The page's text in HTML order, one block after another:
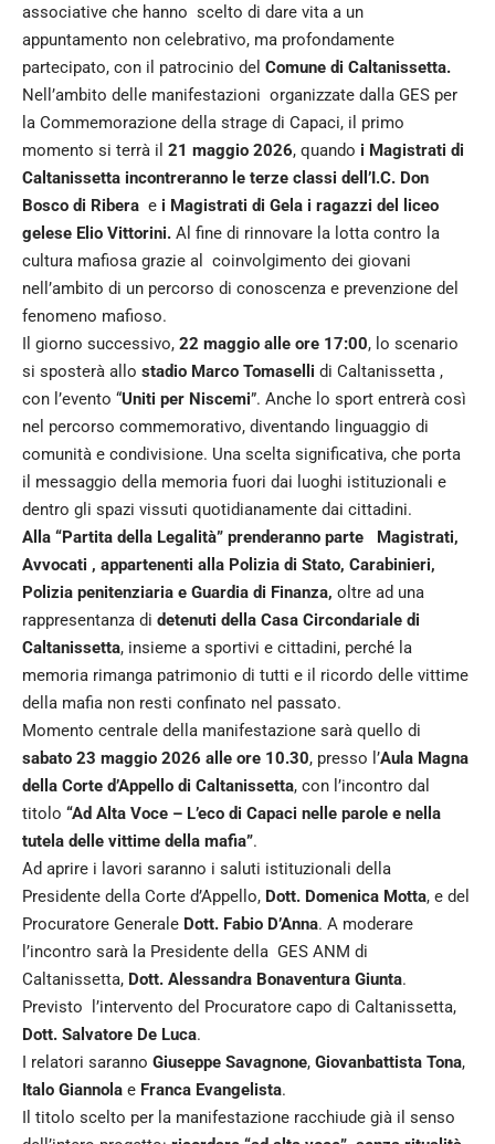
associative che hanno scelto di dare vita a un
appuntamento non celebrativo, ma profondamente
partecipato, con il patrocinio del Comune di Caltanissetta.
Nell’ambito delle manifestazioni organizzate dalla GES per
la Commemorazione della strage di Capaci, il primo
momento si terrà il 21 maggio 2026, quando i Magistrati di
Caltanissetta incontreranno le terze classi dell’I.C. Don
Bosco di Ribera e i Magistrati di Gela i ragazzi del liceo
gelese Elio Vittorini. Al fine di rinnovare la lotta contro la
cultura mafiosa grazie al coinvolgimento dei giovani
nell’ambito di un percorso di conoscenza e prevenzione del
fenomeno mafioso.
Il giorno successivo, 22 maggio alle ore 17:00, lo scenario
si sposterà allo stadio Marco Tomaselli di Caltanissetta ,
con l’evento “Uniti per Niscemi”. Anche lo sport entrerà così
nel percorso commemorativo, diventando linguaggio di
comunità e condivisione. Una scelta significativa, che porta
il messaggio della memoria fuori dai luoghi istituzionali e
dentro gli spazi vissuti quotidianamente dai cittadini.
Alla “Partita della Legalità” prenderanno parte Magistrati,
Avvocati , appartenenti alla Polizia di Stato, Carabinieri,
Polizia penitenziaria e Guardia di Finanza, oltre ad una
rappresentanza di detenuti della Casa Circondariale di
Caltanissetta, insieme a sportivi e cittadini, perché la
memoria rimanga patrimonio di tutti e il ricordo delle vittime
della mafia non resti confinato nel passato.
Momento centrale della manifestazione sarà quello di
sabato 23 maggio 2026 alle ore 10.30, presso l’Aula Magna
della Corte d’Appello di Caltanissetta, con l’incontro dal
titolo “Ad Alta Voce – L’eco di Capaci nelle parole e nella
tutela delle vittime della mafia”.
Ad aprire i lavori saranno i saluti istituzionali della
Presidente della Corte d’Appello, Dott. Domenica Motta, e del
Procuratore Generale Dott. Fabio D’Anna. A moderare
l’incontro sarà la Presidente della GES ANM di
Caltanissetta, Dott. Alessandra Bonaventura Giunta.
Previsto l’intervento del Procuratore capo di Caltanissetta,
Dott. Salvatore De Luca.
I relatori saranno Giuseppe Savagnone, Giovanbattista Tona,
Italo Giannola e Franca Evangelista.
Il titolo scelto per la manifestazione racchiude già il senso